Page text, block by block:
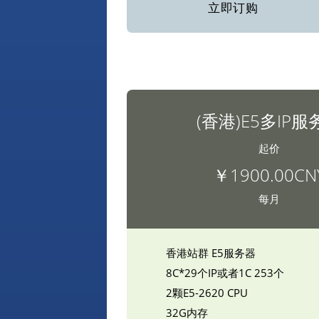
立即订购
(香港)E5多IP服
起价
￥
每月
香港站群 E5服务器
8C*29个IP或者1C 253个
2颗E5-2620 CPU
32G内存